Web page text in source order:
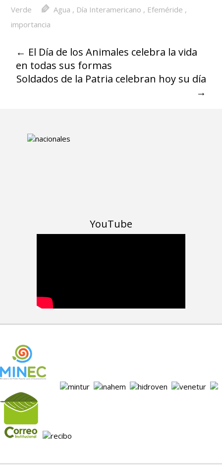
Verde
Agua , Día Interamericano , Efeméride ,
importancia
← El Día de los Animales celebra la vida
en todas sus formas
Soldados de la Patria celebran hoy su día
→
YouTube